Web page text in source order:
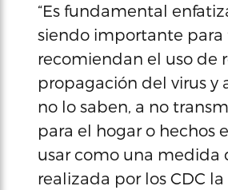
“Es fundamental
siendo importante para
recomiendan el uso de
propagación del virus y
no lo saben, a no
para el hogar o hechos
usar como una medida
realizada por los CDC